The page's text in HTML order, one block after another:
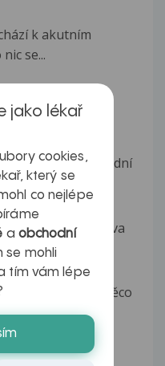
k akutním
se...
k akutním
se...
kterou se v poslední
den me boliva
Jestli existuje něco
silné bolesti
jako lékař
cookies,
který se
co nejlépe
a obchodní
se mohli
tím vám lépe